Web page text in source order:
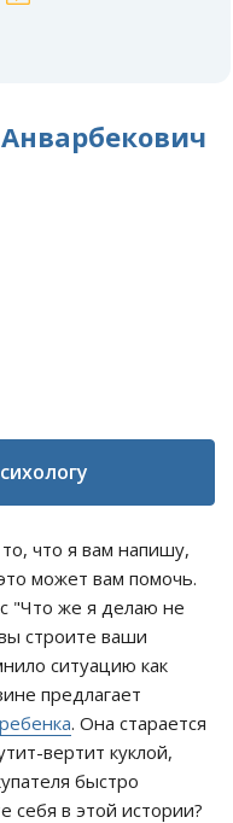
что я вам напишу,
может вам помочь.
"Что же я делаю не
строите ваши
ситуацию как
предлагает
ребенка. Она старается
вертит куклой,
быстро
себя в этой истории?